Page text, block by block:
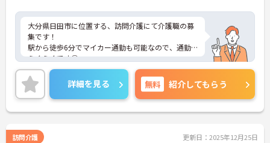
大分県日田市に位置する、訪問介護にて介護職の募
集です！
駅から徒歩6分でマイカー通勤も可能なので、通勤
らくらくです◎
また、残業は月6時間程度なのでワークライフバラ
ンスが叶います☆
ご興味のある方には、面接対策ポイントなど、さら
に詳細をご案内しますのでお気軽にご相談くださ
い！
詳細を見る 無料 紹介してもらう
訪問介護 更新日：2025年12月25日